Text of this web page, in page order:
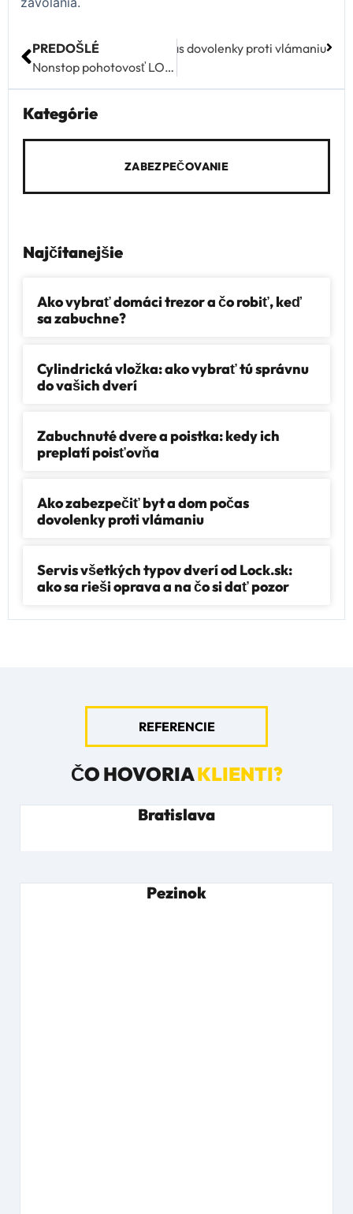
PREDOŠLÉ
Nonstop pohotovosť LOCK: Prečo sa najviac zabuchnutí deje večer, v noci a cez víkendy
Ako zabezpečiť byt a dom počas dovolenky proti vlámaniu
Kategórie
ZABEZPEČOVANIE
Najčítanejšie
Ako vybrať domáci trezor a čo robiť, keď
sa zabuchne?
Cylindrická vložka: ako vybrať tú správnu
do vašich dverí
Zabuchnuté dvere a poistka: kedy ich
preplatí poisťovňa
Ako zabezpečiť byt a dom počas
dovolenky proti vlámaniu
Servis všetkých typov dverí od Lock.sk:
ako sa rieši oprava a na čo si dať pozor
REFERENCIE
ČO HOVORIAKLIENTI?
Bratislava
Pezinok